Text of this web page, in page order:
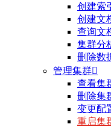
创建索引
创建文
查询文
集群分
删除数
管理集群
查看集
删除集
变更配
重启集